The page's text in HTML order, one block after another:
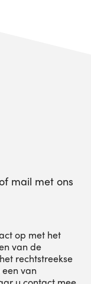
mail met ons
op met het
van de
rechtstreekse
van